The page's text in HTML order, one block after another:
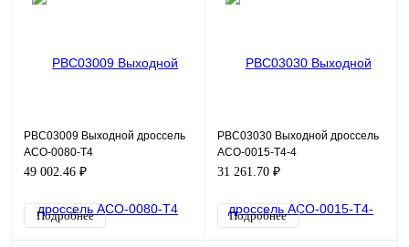
PBC03009 Выходной дроссель
ACO-0080-T4
49 002.46 ₽
Подробнее
PBC03030 Выходной дроссель
ACO-0015-T4-4
31 261.70 ₽
Подробнее